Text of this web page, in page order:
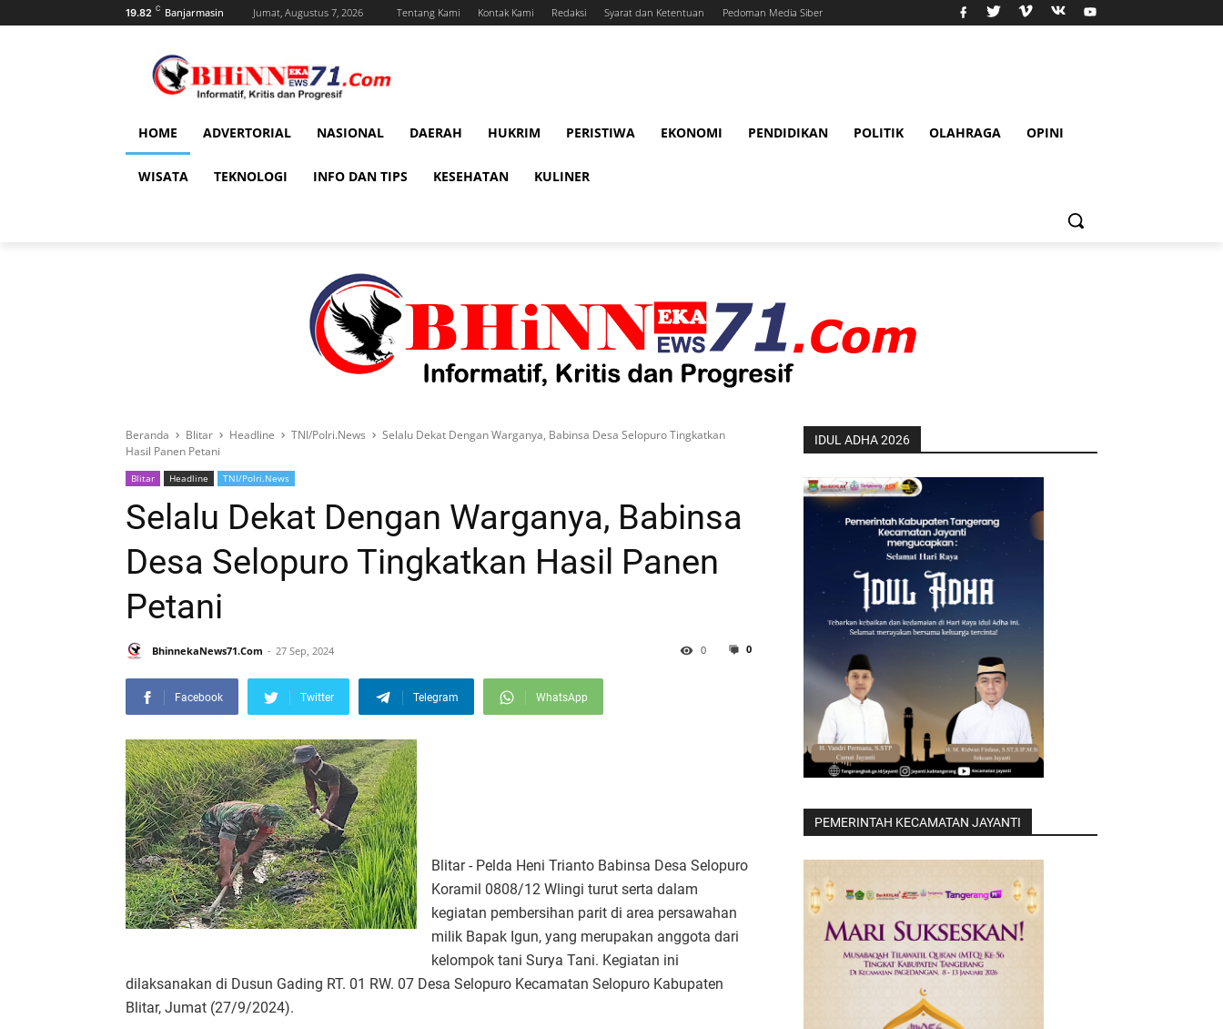
19.82 C Banjarmasin Jumat, Augustus 7, 2026 Tentang Kami Kontak Kami Redaksi Syarat dan Ketentuan Pedoman Media Siber
HOME ADVERTORIAL NASIONAL DAERAH HUKRIM PERISTIWA EKONOMI PENDIDIKAN POLITIK OLAHRAGA OPINI
WISATA TEKNOLOGI INFO DAN TIPS KESEHATAN KULINER
Beranda Blitar Headline TNI/Polri.News
Selalu Dekat Dengan Warganya, Babinsa Desa Selopuro Tingkatkan
Hasil Panen Petani
Blitar Headline TNI/Polri.News
Selalu Dekat Dengan Warganya, Babinsa
Desa Selopuro Tingkatkan Hasil Panen
Petani
BhinnekaNews71.Com 27 Sep, 2024 0
0
Facebook Twitter Telegram WhatsApp
Blitar - Pelda Heni Trianto Babinsa Desa Selopuro
Koramil 0808/12 Wlingi turut serta dalam
kegiatan pembersihan parit di area persawahan
milik Bapak Igun, yang merupakan anggota dari
kelompok tani Surya Tani. Kegiatan ini
dilaksanakan di Dusun Gading RT. 01 RW. 07 Desa Selopuro Kecamatan Selopuro Kabupaten
Blitar, Jumat (27/9/2024).
IDUL ADHA 2026
PEMERINTAH KECAMATAN JAYANTI